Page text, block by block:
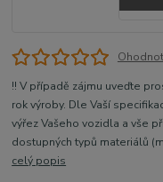
!! V případě zájmu uveďte
rok výroby. Dle Vaší
výřez Vašeho vozidla a vše
dostupných typů materiálů
celý popis